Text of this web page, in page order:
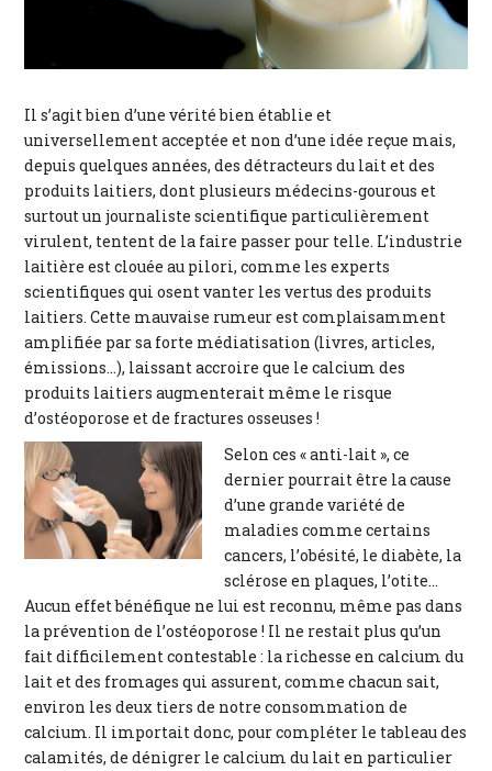
Il s’agit bien d’une vérité bien établie et
universellement acceptée et non d’une idée reçue mais,
depuis quelques années, des détracteurs du lait et des
produits laitiers, dont plusieurs médecins-gourous et
surtout un journaliste scientifique particulièrement
virulent, tentent de la faire passer pour telle. L’industrie
laitière est clouée au pilori, comme les experts
scientifiques qui osent vanter les vertus des produits
laitiers. Cette mauvaise rumeur est complaisamment
amplifiée par sa forte médiatisation (livres, articles,
émissions…), laissant accroire que le calcium des
produits laitiers augmenterait même le risque
d’ostéoporose et de fractures osseuses !
Selon ces « anti-lait », ce
dernier pourrait être la cause
d’une grande variété de
maladies comme certains
cancers, l’obésité, le diabète, la
sclérose en plaques, l’otite…
Aucun effet bénéfique ne lui est reconnu, même pas dans
la prévention de l’ostéoporose ! Il ne restait plus qu’un
fait difficilement contestable : la richesse en calcium du
lait et des fromages qui assurent, comme chacun sait,
environ les deux tiers de notre consommation de
calcium. Il importait donc, pour compléter le tableau des
calamités, de dénigrer le calcium du lait en particulier